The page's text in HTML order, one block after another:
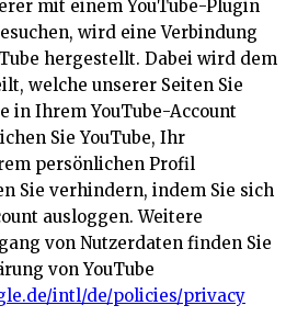
mit einem YouTube-Plugin
wird eine Verbindung
hergestellt. Dabei wird dem
welche unserer Seiten Sie
in Ihrem YouTube-Account
Sie YouTube, Ihr
persönlichen Profil
Sie verhindern, indem Sie sich
ausloggen. Weitere
von Nutzerdaten finden Sie
von YouTube
intl/de/policies/privacy